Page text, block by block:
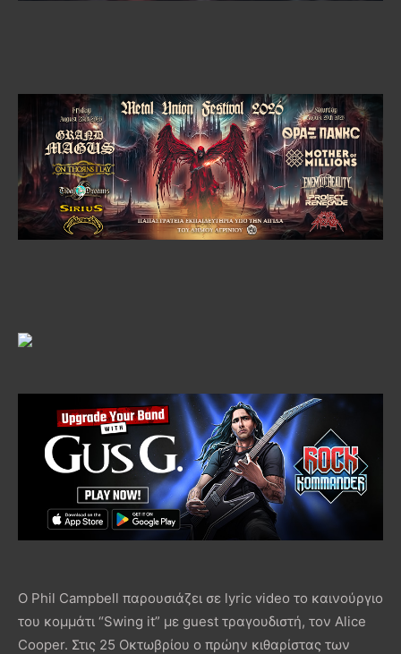
Ο Phil Campbell παρουσιάζει σε lyric video το καινούργιο
του κομμάτι “Swing it” με guest τραγουδιστή, τον Alice
Cooper. Στις 25 Οκτωβρίου ο πρώην κιθαρίστας των